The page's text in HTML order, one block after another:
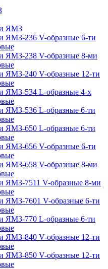
ЯМЗ
ЯМЗ-236 V-образные 6-ти
ЯМЗ-238 V-образные 8-ми
ЯМЗ-240 V-образные 12-ти
ЯМЗ-534 L-образные 4-х
ЯМЗ-536 L-образные 6-ти
ЯМЗ-650 L-образные 6-ти
ЯМЗ-656 V-образные 6-ти
ЯМЗ-658 V-образные 8-ми
ЯМЗ-7511 V-образные 8-ми
ЯМЗ-7601 V-образные 6-ти
ЯМЗ-770 L-образные 6-ти
ЯМЗ-840 V-образные 12-ти
ЯМЗ-850 V-образные 12-ти